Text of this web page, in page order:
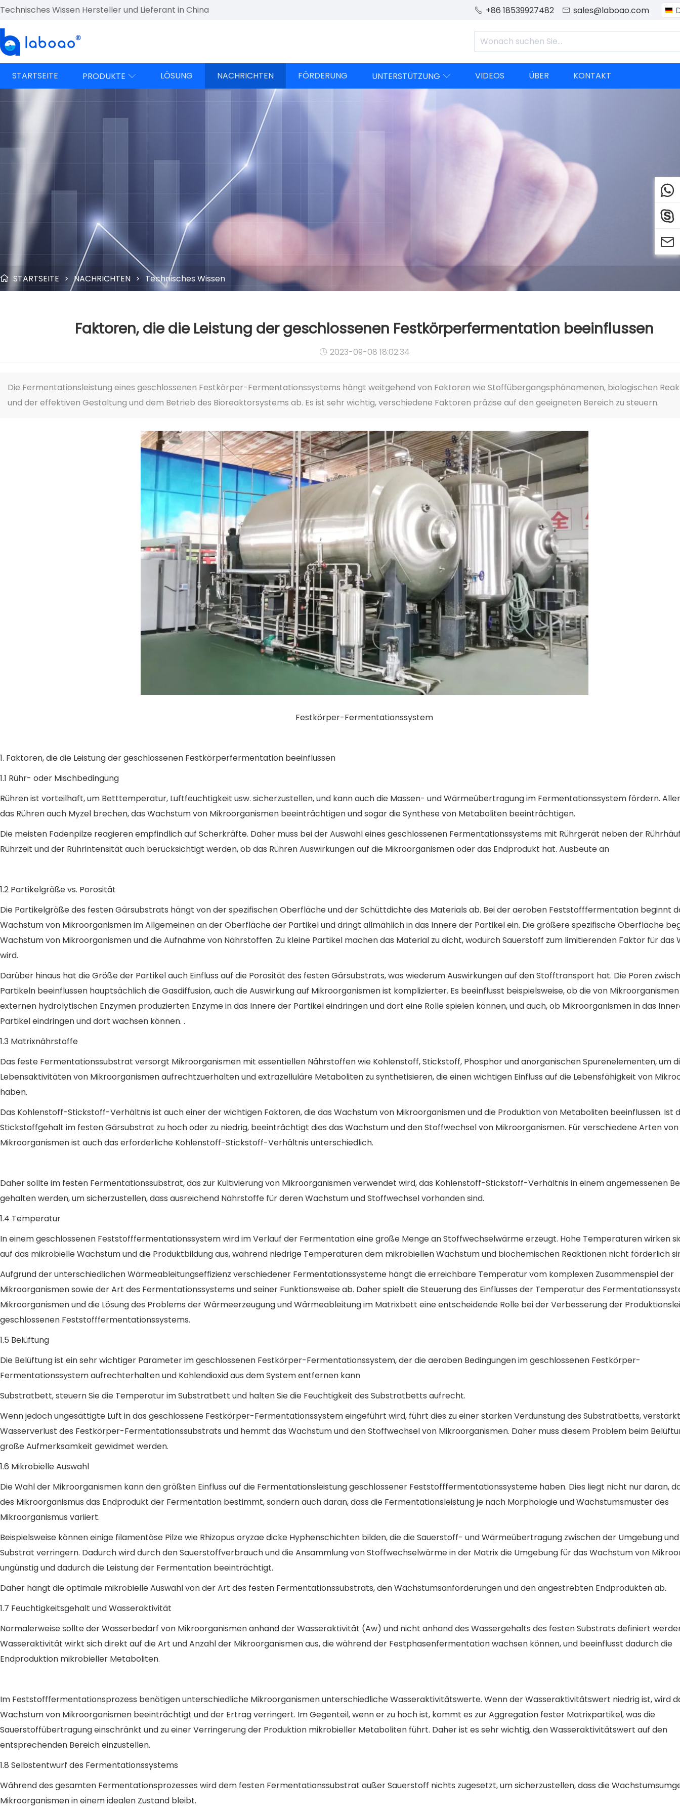
Technisches Wissen Hersteller und Lieferant in China  +86 18539927482  sales@laboao.com
STARTSEITE PRODUKTE  LÖSUNG NACHRICHTEN FÖRDERUNG UNTERSTÜTZUNG  VIDEOS ÜBER KONTAKT
 STARTSEITE > NACHRICHTEN > Technisches Wissen
Faktoren, die die Leistung der geschlossenen Festkörperfermentation beeinflussen
 2023-09-08 18:02:34
Die Fermentationsleistung eines geschlossenen Festkörper-Fermentationssystems hängt weitgehend von Faktoren wie Stoffübergangsphänomenen, biologischen
und der effektiven Gestaltung und dem Betrieb des Bioreaktorsystems ab. Es ist sehr wichtig, verschiedene Faktoren präzise auf den geeigneten Bereich zu steuern.
Festkörper-Fermentationssystem
1. Faktoren, die die Leistung der geschlossenen Festkörperfermentation beeinflussen
1.1 Rühr- oder Mischbedingung
Rühren ist vorteilhaft, um Betttemperatur, Luftfeuchtigkeit usw. sicherzustellen, und kann auch die Massen- und Wärmeübertragung im Fermentationssystem fördern.
das Rühren auch Myzel brechen, das Wachstum von Mikroorganismen beeinträchtigen und sogar die Synthese von Metaboliten beeinträchtigen.
Die meisten Fadenpilze reagieren empfindlich auf Scherkräfte. Daher muss bei der Auswahl eines geschlossenen Fermentationssystems mit Rührgerät neben der
Rührzeit und der Rührintensität auch berücksichtigt werden, ob das Rühren Auswirkungen auf die Mikroorganismen oder das Endprodukt hat. Ausbeute an
1.2 Partikelgröße vs. Porosität
Die Partikelgröße des festen Gärsubstrats hängt von der spezifischen Oberfläche und der Schüttdichte des Materials ab. Bei der aeroben Feststofffermentation beginnt
Wachstum von Mikroorganismen im Allgemeinen an der Oberfläche der Partikel und dringt allmählich in das Innere der Partikel ein. Die größere spezifische Oberfläche
Wachstum von Mikroorganismen und die Aufnahme von Nährstoffen. Zu kleine Partikel machen das Material zu dicht, wodurch Sauerstoff zum limitierenden Faktor für das
wird.
Darüber hinaus hat die Größe der Partikel auch Einfluss auf die Porosität des festen Gärsubstrats, was wiederum Auswirkungen auf den Stofftransport hat. Die Poren
Partikeln beeinflussen hauptsächlich die Gasdiffusion, auch die Auswirkung auf Mikroorganismen ist komplizierter. Es beeinflusst beispielsweise, ob die von
externen hydrolytischen Enzymen produzierten Enzyme in das Innere der Partikel eindringen und dort eine Rolle spielen können, und auch, ob Mikroorganismen in das
Partikel eindringen und dort wachsen können. .
1.3 Matrixnährstoffe
Das feste Fermentationssubstrat versorgt Mikroorganismen mit essentiellen Nährstoffen wie Kohlenstoff, Stickstoff, Phosphor und anorganischen Spurenelementen, um
Lebensaktivitäten von Mikroorganismen aufrechtzuerhalten und extrazelluläre Metaboliten zu synthetisieren, die einen wichtigen Einfluss auf die Lebensfähigkeit von
haben.
Das Kohlenstoff-Stickstoff-Verhältnis ist auch einer der wichtigen Faktoren, die das Wachstum von Mikroorganismen und die Produktion von Metaboliten beeinflussen. Ist
Stickstoffgehalt im festen Gärsubstrat zu hoch oder zu niedrig, beeinträchtigt dies das Wachstum und den Stoffwechsel von Mikroorganismen. Für verschiedene Arten von
Mikroorganismen ist auch das erforderliche Kohlenstoff-Stickstoff-Verhältnis unterschiedlich.
Daher sollte im festen Fermentationssubstrat, das zur Kultivierung von Mikroorganismen verwendet wird, das Kohlenstoff-Stickstoff-Verhältnis in einem angemessenen
gehalten werden, um sicherzustellen, dass ausreichend Nährstoffe für deren Wachstum und Stoffwechsel vorhanden sind.
1.4 Temperatur
In einem geschlossenen Feststofffermentationssystem wird im Verlauf der Fermentation eine große Menge an Stoffwechselwärme erzeugt. Hohe Temperaturen wirken
auf das mikrobielle Wachstum und die Produktbildung aus, während niedrige Temperaturen dem mikrobiellen Wachstum und biochemischen Reaktionen nicht förderlich
Aufgrund der unterschiedlichen Wärmeableitungseffizienz verschiedener Fermentationssysteme hängt die erreichbare Temperatur vom komplexen Zusammenspiel der
Mikroorganismen sowie der Art des Fermentationssystems und seiner Funktionsweise ab. Daher spielt die Steuerung des Einflusses der Temperatur des
Mikroorganismen und die Lösung des Problems der Wärmeerzeugung und Wärmeableitung im Matrixbett eine entscheidende Rolle bei der Verbesserung der
geschlossenen Feststofffermentationssystems.
1.5 Belüftung
Die Belüftung ist ein sehr wichtiger Parameter im geschlossenen Festkörper-Fermentationssystem, der die aeroben Bedingungen im geschlossenen Festkörper-
Fermentationssystem aufrechterhalten und Kohlendioxid aus dem System entfernen kann
Substratbett, steuern Sie die Temperatur im Substratbett und halten Sie die Feuchtigkeit des Substratbetts aufrecht.
Wenn jedoch ungesättigte Luft in das geschlossene Festkörper-Fermentationssystem eingeführt wird, führt dies zu einer starken Verdunstung des Substratbetts,
Wasserverlust des Festkörper-Fermentationssubstrats und hemmt das Wachstum und den Stoffwechsel von Mikroorganismen. Daher muss diesem Problem beim
große Aufmerksamkeit gewidmet werden.
1.6 Mikrobielle Auswahl
Die Wahl der Mikroorganismen kann den größten Einfluss auf die Fermentationsleistung geschlossener Feststofffermentationssysteme haben. Dies liegt nicht nur daran,
des Mikroorganismus das Endprodukt der Fermentation bestimmt, sondern auch daran, dass die Fermentationsleistung je nach Morphologie und Wachstumsmuster des
Mikroorganismus variiert.
Beispielsweise können einige filamentöse Pilze wie Rhizopus oryzae dicke Hyphenschichten bilden, die die Sauerstoff- und Wärmeübertragung zwischen der Umgebung
Substrat verringern. Dadurch wird durch den Sauerstoffverbrauch und die Ansammlung von Stoffwechselwärme in der Matrix die Umgebung für das Wachstum von
ungünstig und dadurch die Leistung der Fermentation beeinträchtigt.
Daher hängt die optimale mikrobielle Auswahl von der Art des festen Fermentationssubstrats, den Wachstumsanforderungen und den angestrebten Endprodukten ab.
1.7 Feuchtigkeitsgehalt und Wasseraktivität
Normalerweise sollte der Wasserbedarf von Mikroorganismen anhand der Wasseraktivität (Aw) und nicht anhand des Wassergehalts des festen Substrats definiert
Wasseraktivität wirkt sich direkt auf die Art und Anzahl der Mikroorganismen aus, die während der Festphasenfermentation wachsen können, und beeinflusst dadurch die
Endproduktion mikrobieller Metaboliten.
Im Feststofffermentationsprozess benötigen unterschiedliche Mikroorganismen unterschiedliche Wasseraktivitätswerte. Wenn der Wasseraktivitätswert niedrig ist, wird
Wachstum von Mikroorganismen beeinträchtigt und der Ertrag verringert. Im Gegenteil, wenn er zu hoch ist, kommt es zur Aggregation fester Matrixpartikel, was die
Sauerstoffübertragung einschränkt und zu einer Verringerung der Produktion mikrobieller Metaboliten führt. Daher ist es sehr wichtig, den Wasseraktivitätswert auf den
entsprechenden Bereich einzustellen.
1.8 Selbstentwurf des Fermentationssystems
Während des gesamten Fermentationsprozesses wird dem festen Fermentationssubstrat außer Sauerstoff nichts zugesetzt, um sicherzustellen, dass die
Mikroorganismen in einem idealen Zustand bleibt.


